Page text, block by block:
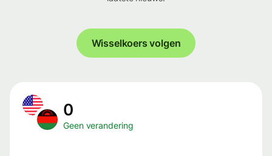
Wisselkoers volgen
0
Geen verandering